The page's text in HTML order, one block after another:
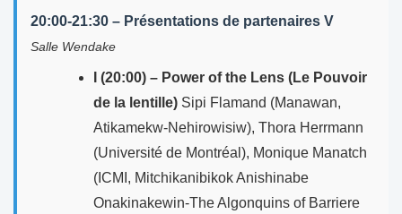
20:00-21:30 – Présentations de partenaires V
Salle Wendake
I (20:00) – Power of the Lens (Le Pouvoir
de la lentille) Sipi Flamand (Manawan,
Atikamekw-Nehirowisiw), Thora Herrmann
(Université de Montréal), Monique Manatch
(ICMI, Mitchikanibikok Anishinabe
Onakinakewin-The Algonquins of Barriere